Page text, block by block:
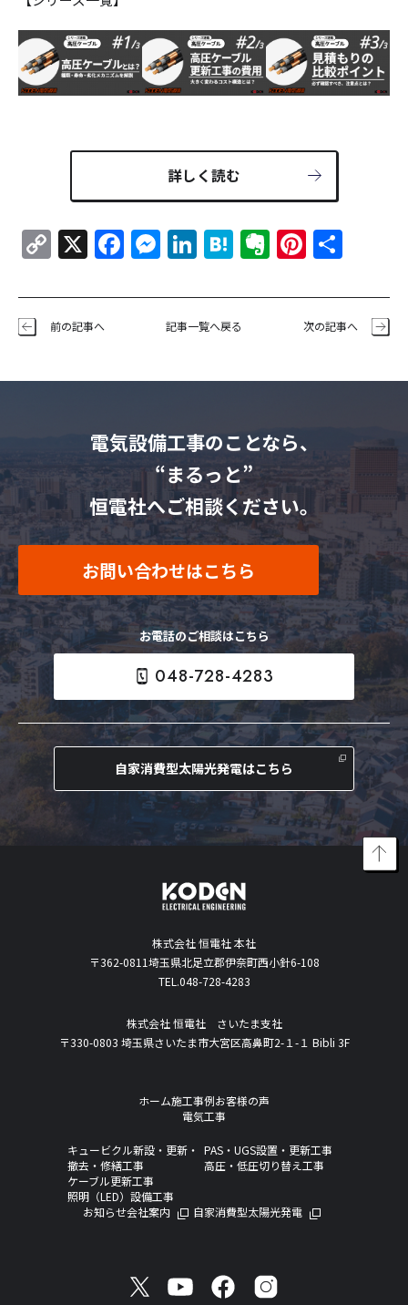
詳しく読む
Copy
Link
X Facebook
Messenger
LinkedIn
Hatena
Evernote
前の記事へ 記事一覧へ戻る 次の記事へ
電気設備工事のことなら、
“まるっと”
恒電社へご相談ください。
お問い合わせはこちら
お電話のご相談はこちら
048-728-4283
自家消費型太陽光発電はこちら
株式会社 恒電社 本社
〒362-0811埼玉県北足立郡伊奈町西小針6-108
TEL.048-728-4283
株式会社 恒電社 さいたま支社
〒330-0803 埼玉県さいたま市大宮区高鼻町2-１-１ Bibli 3F
ホーム施工事例お客様の声
電気工事
キュービクル新設・更新・
撤去・修繕工事
ケーブル更新工事
照明（LED）設備工事
PAS・UGS設置・更新工事
高圧・低圧切り替え工事
お知らせ会社案内 自家消費型太陽光発電